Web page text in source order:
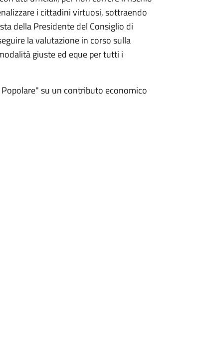
i cittadini virtuosi, sottraendo
della Presidente del Consiglio di
la valutazione in corso sulla
giuste ed eque per tutti i
su un contributo economico